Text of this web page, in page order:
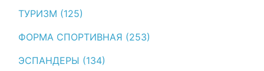
ТУРИЗМ (125)
ФОРМА СПОРТИВНАЯ (253)
ЭСПАНДЕРЫ (134)